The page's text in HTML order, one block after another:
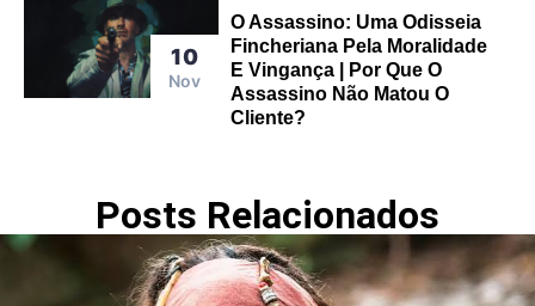
10
Nov
O Assassino: Uma Odisseia
Fincheriana Pela Moralidade
E Vingança | Por Que O
Assassino Não Matou O
Cliente?
Posts Relacionados